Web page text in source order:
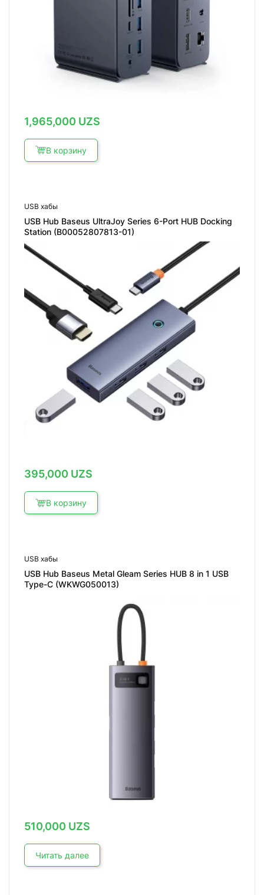
1,965,000 UZS
В корзину
USB хабы
USB Hub Baseus UltraJoy Series 6-Port HUB Docking
Station (B00052807813-01)
395,000 UZS
В корзину
USB хабы
USB Hub Baseus Metal Gleam Series HUB 8 in 1 USB
Type-C (WKWG050013)
510,000 UZS
Читать далее